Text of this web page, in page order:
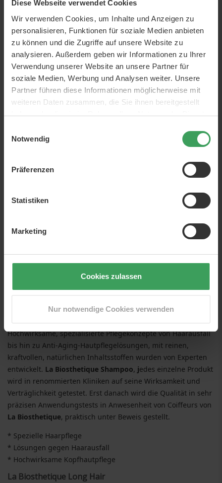
Diese Webseite verwendet Cookies
Wir verwenden Cookies, um Inhalte und Anzeigen zu
personalisieren, Funktionen für soziale Medien anbieten
zu können und die Zugriffe auf unsere Website zu
analysieren. Außerdem geben wir Informationen zu Ihrer
Verwendung unserer Website an unsere Partner für
soziale Medien, Werbung und Analysen weiter. Unsere
Partner führen diese Informationen möglicherweise mit
weiteren Daten zusammen, die Sie ihnen bereitgestellt
haben oder die sie im Rahmen Ihrer Nutzung der Dienste
Notwendig
Präferenzen
Statistiken
Marketing
Cookies zulassen
Nur notwendige Cookies verwenden
La Biosthetique Structure
Repair Hydrating Drops
30 ML
Preis23,95 €
In den Warenkorb
La Biosthetique
La Biosthetique glaubt an die Kultur der totalen Schönheit
Hochwirksame, spezialisierte Pflegekonzepte von Haarausfall
bis hin zu Anti-Aging-Hautpflegelösungen, mit reinen,
kraftvollen, natürlichen Inhaltsstoffen wurden von Experten
entwickelt. La Biosthetique Shampoo, jedes einzelne Produkt
wird in renommierten Kliniken auf seine Wirksamkeit und
Verträglichkeit getestet. Erst danach wird die Qualität in sehr
präzisen Anwendungstests in Anwesenheit von Coiffeurs von
La Biosthetique, praktisch unter Beweis gestellt.
* Spezielle Haarpflege
* Lösungen gegen Haarausfall
* Hochwirksame Kopfhautpflege
La Biosthetique Long Hair